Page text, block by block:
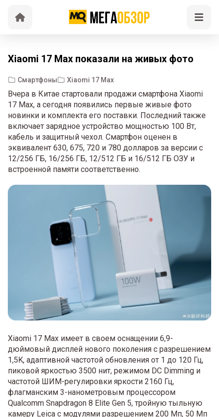
Xiaomi 17 Max показали на живых фото
Смартфоны Xiaomi 17 Max
Вчера в Китае стартовали продажи смартфона Xiaomi
17 Max, а сегодня появились первые живые фото
новинки и комплекта его поставки. Последний также
включает зарядное устройство мощностью 100 Вт,
кабель и защитный чехол. Смартфон оценен в
эквивалент 630, 675, 720 и 780 долларов за версии с
12/256 ГБ, 16/256 ГБ, 12/512 ГБ и 16/512 ГБ ОЗУ и
встроенной памяти соответственно.
Xiaomi 17 Max имеет в своем оснащении 6,9-
дюймовый дисплей нового поколения с разрешением
1,5K, адаптивной частотой обновления от 1 до 120 Гц,
пиковой яркостью 3500 нит, режимом DC Dimming и
частотой ШИМ-регулировки яркости 2160 Гц,
флагманским 3-нанометровым процессором
Qualcomm Snapdragon 8 Elite Gen 5, тройную тыльную
камеру Leica с модулями разрешением 200 Мп, 50 Мп